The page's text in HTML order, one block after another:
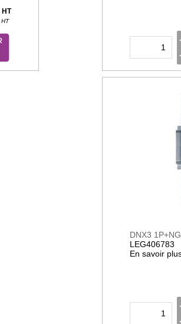
HT
HT
DNX3
LEG406783
En savoir